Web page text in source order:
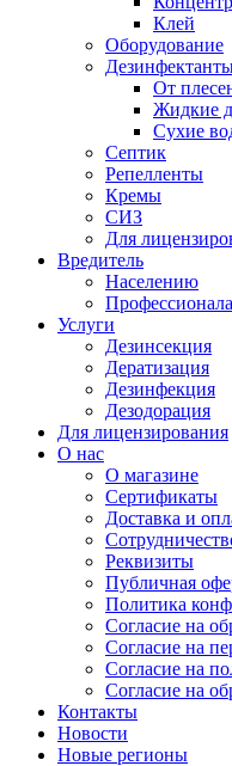
Клей
Оборудование
От
Жидкие
Сухие
Септик
Репелленты
Кремы
СИЗ
Для
Вредитель
Населению
Услуги
Дезинсекция
Дератизация
Дезинфекция
Дезодорация
Для лицензирования
О нас
О магазине
Сертификаты
Доставка и
Реквизиты
Публичная
Политика
Согласие на
Согласие на
Согласие на
Согласие на
Контакты
Новости
Новые регионы